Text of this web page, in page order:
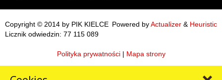
Powered byActualizer & Heuristic
Copyright © 2014 by PIK KIELCE
Licznik odwiedzin: 77 115 089
Polityka prywatności | Mapa strony